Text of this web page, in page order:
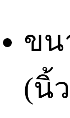
ขน
(นิ้